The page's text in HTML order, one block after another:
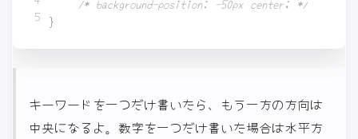
5 }
キーワードを一つだけ書いたら、もう一方の方向は
中央になるよ。数字を一つだけ書いた場合は水平方